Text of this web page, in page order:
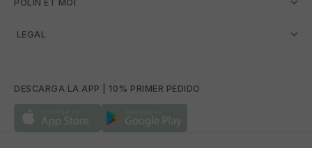
POLÍN ET MOI
­ LEGAL
DESCARGA LA APP | 10% PRIMER PEDIDO